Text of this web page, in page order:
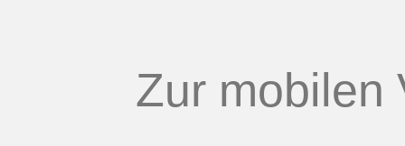
Zur mobilen